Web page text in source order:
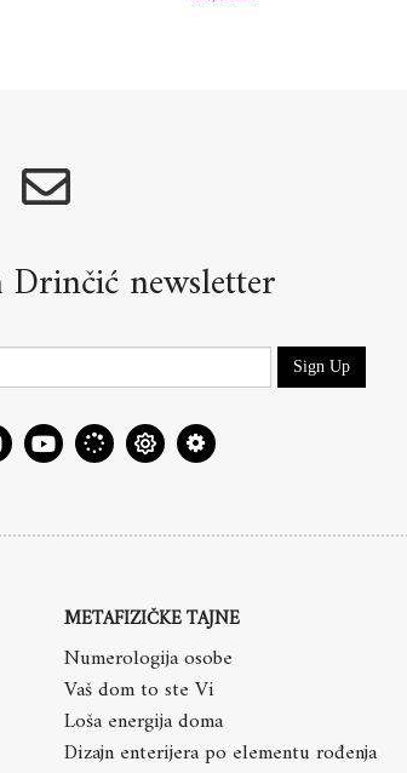
Drinčić newsletter
Sign Up
METAFIZIČKE TAJNE
Numerologija osobe
Vaš dom to ste Vi
Loša energija doma
Dizajn enterijera po elementu rođenja